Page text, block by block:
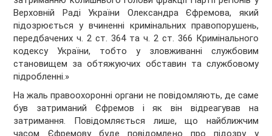
Верховній Раді України Олександра Єфремова, який
підозрюється у вчиненні кримінальних правопорушень,
передбачених ч. 2 ст. 364 та ч. 2 ст. 366 Кримінального
кодексу України, тобто у зловживанні службовим
становищем за обтяжуючих обставин та службовому
підробленні.»
На жаль правоохоронні органи не повідомляють, де саме
був затриманий Єфремов і як він відреагував на
затримання. Повідомляється лише, що найближчим
часом Єфремову буде повідомлено про підозру у